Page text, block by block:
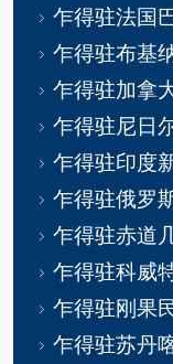
乍得驻法国
乍得驻布基
乍得驻加拿
乍得驻尼日
乍得驻印度
乍得驻俄罗
乍得驻赤道
乍得驻科威
乍得驻刚果
乍得驻苏丹